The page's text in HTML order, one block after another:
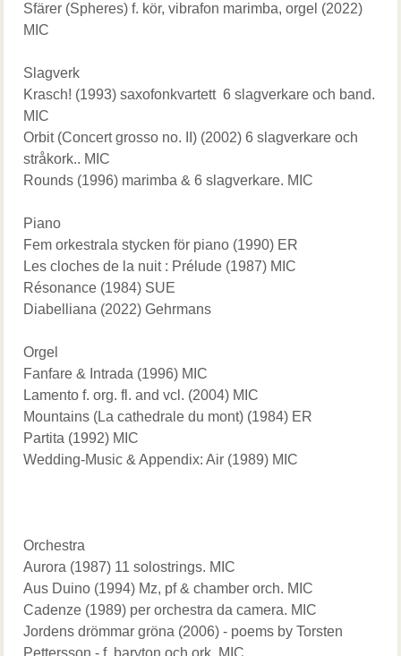
Sfärer (Spheres) f. kör, vibrafon marimba, orgel (2022)
MIC
Slagverk
Krasch! (1993) saxofonkvartett 6 slagverkare och band.
MIC
Orbit (Concert grosso no. II) (2002) 6 slagverkare och
stråkork.. MIC
Rounds (1996) marimba & 6 slagverkare. MIC
Piano
Fem orkestrala stycken för piano (1990) ER
Les cloches de la nuit : Prélude (1987) MIC
Résonance (1984) SUE
Diabelliana (2022) Gehrmans
Orgel
Fanfare & Intrada (1996) MIC
Lamento f. org. fl. and vcl. (2004) MIC
Mountains (La cathedrale du mont) (1984) ER
Partita (1992) MIC
Wedding-Music & Appendix: Air (1989) MIC
Orchestra
Aurora (1987) 11 solostrings. MIC
Aus Duino (1994) Mz, pf & chamber orch. MIC
Cadenze (1989) per orchestra da camera. MIC
Jordens drömmar gröna (2006) - poems by Torsten
Pettersson - f. baryton och ork. MIC